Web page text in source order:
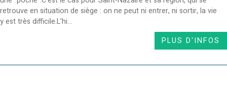
retrouve en situation de siège : on ne peut ni entrer, ni sortir, la vie
y est très difficile.L’hi...
PLUS D'INFOS